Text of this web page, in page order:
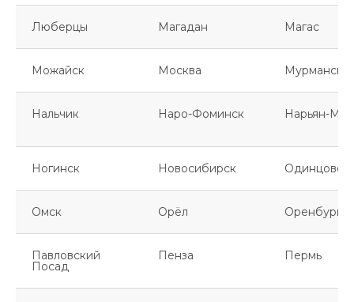
Люберцы Магадан Магас
Можайск Москва Мурманск
Нальчик Наро-Фоминск Нарьян-Мар
Ногинск Новосибирск Одинцово
Омск Орёл Оренбург
Павловский
Посад
Пенза Пермь